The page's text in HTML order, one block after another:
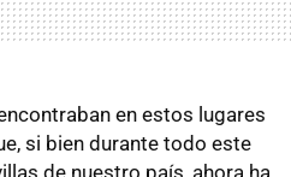
en estos lugares
si bien durante todo este